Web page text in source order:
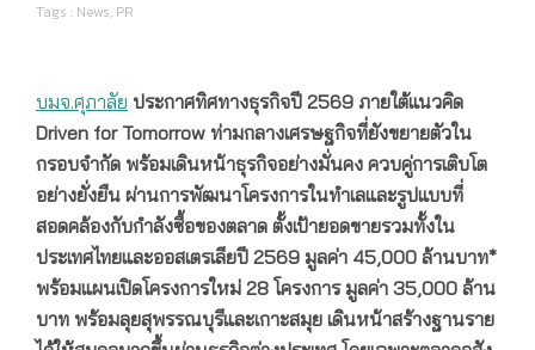
Tags : News, PR
บมจ.ศุภาลัย ประกาศทิศทางธุรกิจปี 2569 ภายใต้แนวคิด
Driven for Tomorrow ท่ามกลางเศรษฐกิจที่ยังขยายตัวใน
กรอบจำกัด พร้อมเดินหน้าธุรกิจอย่างมั่นคง ควบคู่การเติบโต
อย่างยั่งยืน ผ่านการพัฒนาโครงการในทำเลและรูปแบบที่
สอดคล้องกับกำลังซื้อของตลาด ตั้งเป้ายอดขายรวมทั้งใน
ประเทศไทยและออสเตรเลียปี 2569 มูลค่า 45,000 ล้านบาท*
พร้อมแผนเปิดโครงการใหม่ 28 โครงการ มูลค่า 35,000 ล้าน
บาท พร้อมลุยสุพรรณบุรีและเกาะสมุย เดินหน้าสร้างฐานราย